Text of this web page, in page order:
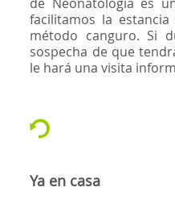
de Neonatología es
facilitamos la
método canguro. Si
sospecha de que
le hará una visita
Ya en casa